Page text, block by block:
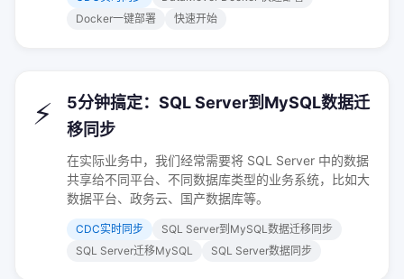
Docker一键部署
快速开始
⚡
5分钟搞定：SQL Server到MySQL数据迁
移同步
在实际业务中，我们经常需要将 SQL Server 中的数据
共享给不同平台、不同数据库类型的业务系统，比如大
数据平台、政务云、国产数据库等。
CDC实时同步
SQL Server到MySQL数据迁移同步
SQL Server迁移MySQL
SQL Server数据同步